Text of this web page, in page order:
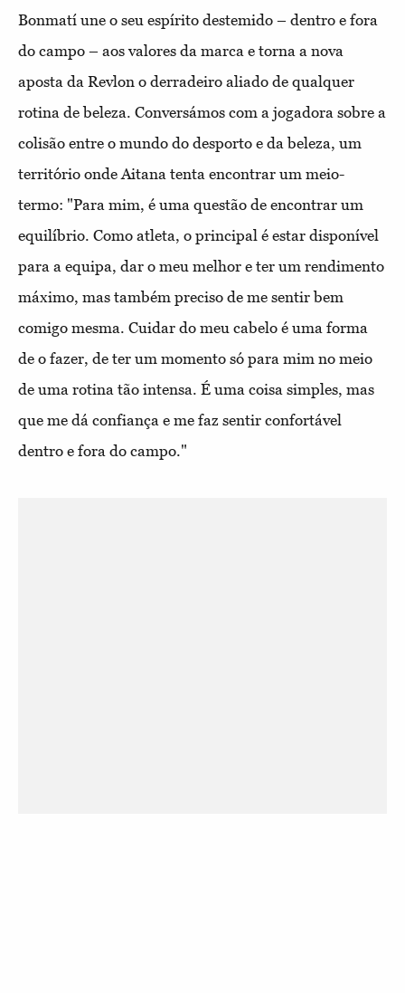
Bonmatí une o seu espírito destemido – dentro e fora
do campo – aos valores da marca e torna a nova
aposta da Revlon o derradeiro aliado de qualquer
rotina de beleza. Conversámos com a jogadora sobre a
colisão entre o mundo do desporto e da beleza, um
território onde Aitana tenta encontrar um meio-
termo: "Para mim, é uma questão de encontrar um
equilíbrio. Como atleta, o principal é estar disponível
para a equipa, dar o meu melhor e ter um rendimento
máximo, mas também preciso de me sentir bem
comigo mesma. Cuidar do meu cabelo é uma forma
de o fazer, de ter um momento só para mim no meio
de uma rotina tão intensa. É uma coisa simples, mas
que me dá confiança e me faz sentir confortável
dentro e fora do campo."